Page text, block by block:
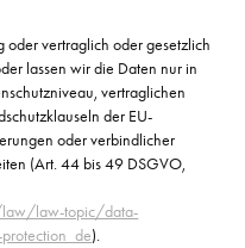
vertraglich oder gesetzlich
lassen wir die Daten nur in
vertraglichen
der EU-
oder verbindlicher
(Art. 44 bis 49 DSGVO,
law-topic/data-
).